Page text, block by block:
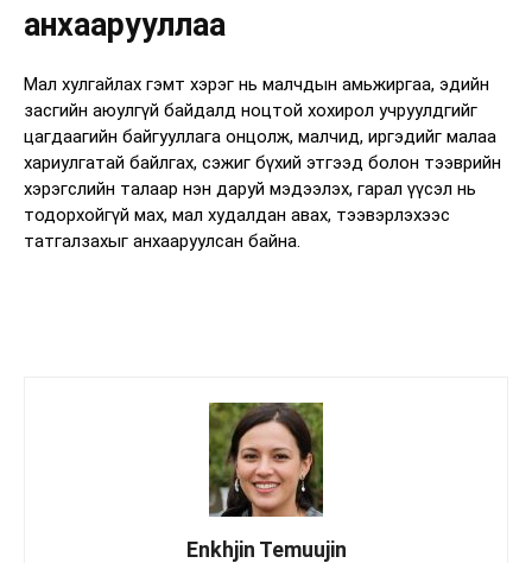
анхаарууллаа
Мал хулгайлах гэмт хэрэг нь малчдын амьжиргаа, эдийн
засгийн аюулгүй байдалд ноцтой хохирол учруулдгийг
цагдаагийн байгууллага онцолж, малчид, иргэдийг малаа
хариулгатай байлгах, сэжиг бүхий этгээд болон тээврийн
хэрэгслийн талаар нэн даруй мэдээлэх, гарал үүсэл нь
тодорхойгүй мах, мал худалдан авах, тээвэрлэхээс
татгалзахыг анхааруулсан байна.
Enkhjin Temuujin